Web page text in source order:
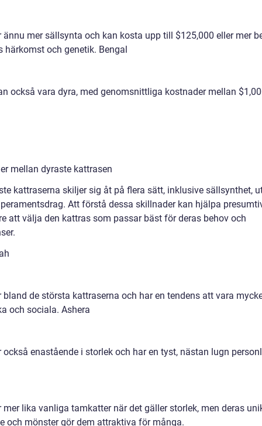
ännu mer sällsynta och kan kosta upp till $125,000 eller mer
härkomst och genetik. Bengal
också vara dyra, med genomsnittliga kostnader mellan
mellan dyraste kattrasen
kattraserna skiljer sig åt på flera sätt, inklusive sällsynthet,
Att förstå dessa skillnader kan hjälpa
att välja den kattras som passar bäst för deras behov och
bland de största kattraserna och har en tendens att vara
och sociala. Ashera
också enastående i storlek och har en tyst, nästan lugn
mer lika vanliga tamkatter när det gäller storlek, men deras
och mönster gör dem attraktiva för många.